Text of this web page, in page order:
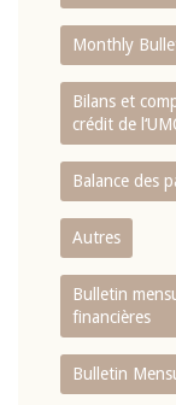
Monthly
Bilans et
crédit de
Balance des
Autres
Bulletin
financières
Bulletin